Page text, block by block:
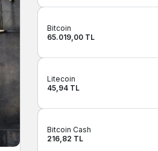
Bitcoin
65.019,00 TL
Litecoin
45,94 TL
Bitcoin Cash
216,82 TL